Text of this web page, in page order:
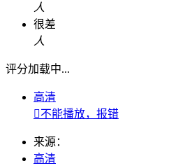
人
很差
人
评分加载中...
高清
不能播放，报错
来源：
高清